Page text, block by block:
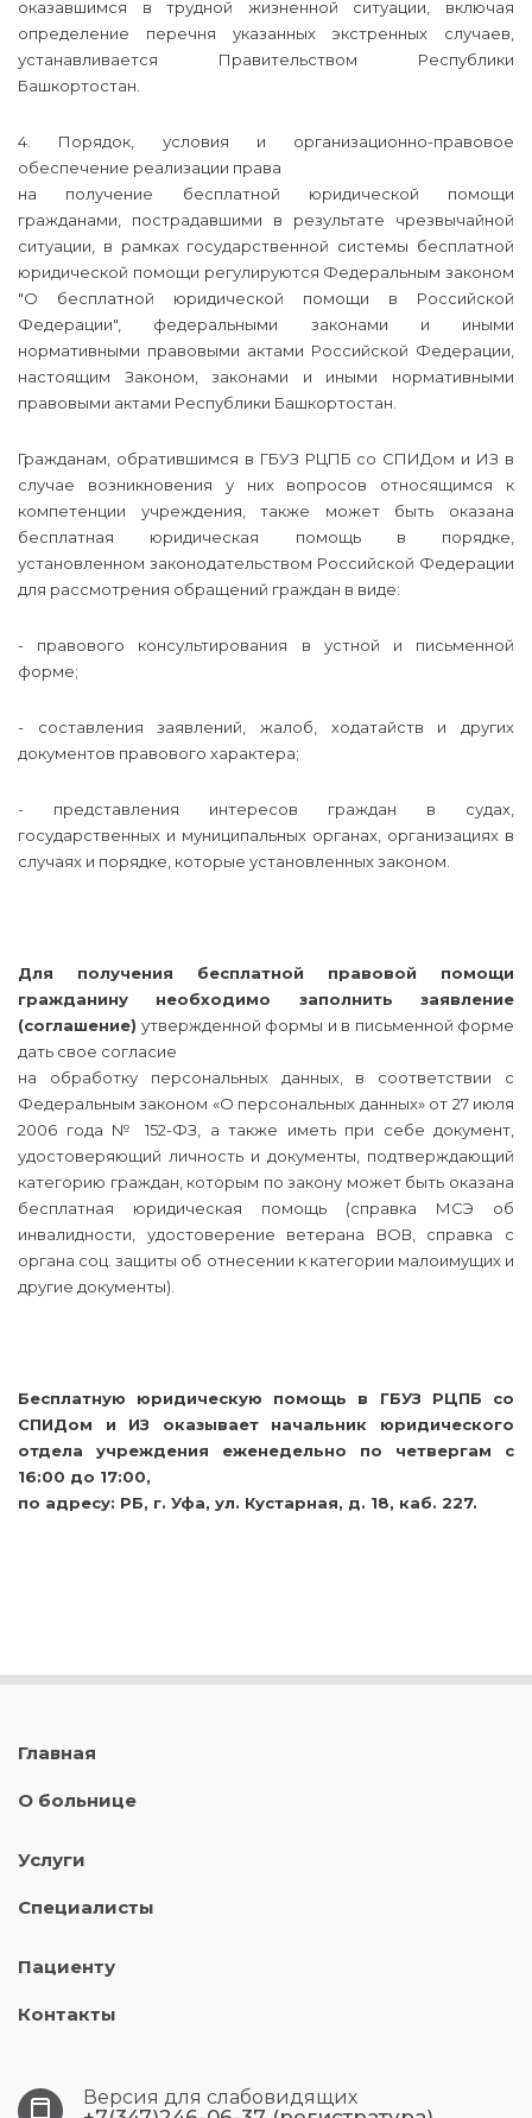
оказавшимся в трудной жизненной ситуации, включая
определение перечня указанных экстренных случаев,
устанавливается Правительством Республики
Башкортостан.
4. Порядок, условия и организационно-правовое
обеспечение реализации права
на получение бесплатной юридической помощи
гражданами, пострадавшими в результате чрезвычайной
ситуации, в рамках государственной системы бесплатной
юридической помощи регулируются Федеральным законом
"О бесплатной юридической помощи в Российской
Федерации", федеральными законами и иными
нормативными правовыми актами Российской Федерации,
настоящим Законом, законами и иными нормативными
правовыми актами Республики Башкортостан.
Гражданам, обратившимся в ГБУЗ РЦПБ со СПИДом и ИЗ в
случае возникновения у них вопросов относящимся к
компетенции учреждения, также может быть оказана
бесплатная юридическая помощь в порядке,
установленном законодательством Российской Федерации
для рассмотрения обращений граждан в виде:
- правового консультирования в устной и письменной
форме;
- составления заявлений, жалоб, ходатайств и других
документов правового характера;
- представления интересов граждан в судах,
государственных и муниципальных органах, организациях в
случаях и порядке, которые установленных законом.
Для получения бесплатной правовой помощи
гражданину необходимо заполнить заявление
(соглашение) утвержденной формы и в письменной форме
дать свое согласие
на обработку персональных данных, в соответствии с
Федеральным законом «О персональных данных» от 27 июля
2006 года № 152-ФЗ, а также иметь при себе документ,
удостоверяющий личность и документы, подтверждающий
категорию граждан, которым по закону может быть оказана
бесплатная юридическая помощь (справка МСЭ об
инвалидности, удостоверение ветерана ВОВ, справка с
органа соц. защиты об отнесении к категории малоимущих и
другие документы).
Бесплатную юридическую помощь в ГБУЗ РЦПБ со
СПИДом и ИЗ оказывает начальник юридического
отдела учреждения еженедельно по четвергам с
16:00 до 17:00,
по адресу: РБ, г. Уфа, ул. Кустарная, д. 18, каб. 227.
Главная
О больнице
Услуги
Специалисты
Пациенту
Контакты
Версия для слабовидящих